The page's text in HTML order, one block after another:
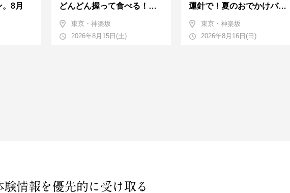
8月
どんどん握って食べる！職
人さんに教わる＜握りの練
習会＞８月
東京・神楽坂
2026年8月15日(土)
運針で！夏のおでかけバン
ダナバッグづくり～
東京・神楽坂
2026年8月16日(日)
験情報を優先的に受け取る